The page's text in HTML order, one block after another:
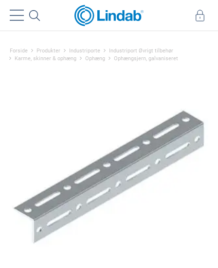
Forside Produkter Industriporte
Industriport Øvrigt tilbehør
Karme, skinner & ophæng
Ophæng Ophængsjern, galvaniseret